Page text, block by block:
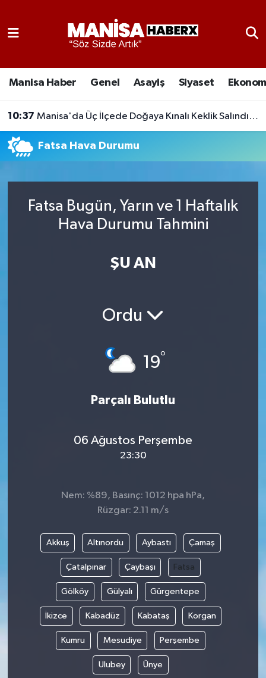
Manisa Haber Genel Asayiş Siyaset
10:37 Manisa'da Üç İlçede Doğaya Kınalı Keklik Salındı: Tarım Zararlılarına Karşı Etkili
Fatsa Hava Durumu
Fatsa Bugün, Yarın ve 1 Haftalık
Hava Durumu Tahmini
ŞU AN
Ordu
19°
Parçalı Bulutlu
06 Ağustos Perşembe
23:30
Nem: %89, Basınç: 1012 hpa hPa,
Rüzgar: 2.11 m/s
Akkuş Altınordu Aybastı Çamaş
Çatalpınar Çaybaşı Fatsa
Gölköy Gülyalı Gürgentepe
İkizce Kabadüz Kabataş Korgan
Kumru Mesudiye Perşembe
Ulubey Ünye
Kültür-Sanat
Gizlilik Sözleşmesi
Manisa Nöbetçi Eczaneler
Son Dakika Haberleri